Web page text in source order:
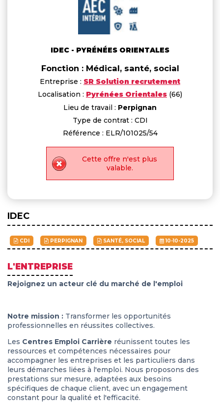
IDEC - PYRÉNÉES ORIENTALES
Fonction : Médical, santé, social
Entreprise : SR Solution recrutement
Localisation : Pyrénées Orientales (66)
Lieu de travail : Perpignan
Type de contrat : CDI
Référence : ELR/101025/54
Cette offre n'est plus
valable.
IDEC
CDI PERPIGNAN SANTÉ, SOCIAL 10-10-2025
L'ENTREPRISE
Rejoignez un acteur clé du marché de l'emploi
Notre mission : Transformer les opportunités
professionnelles en réussites collectives.
Les Centres Emploi Carrière réunissent toutes les
ressources et compétences nécessaires pour
accompagner les entreprises et les particuliers dans
leurs démarches liées à l'emploi. Nous proposons des
prestations sur mesure, adaptées aux besoins
spécifiques de chaque client, avec un engagement
constant pour la qualité et l'efficacité.